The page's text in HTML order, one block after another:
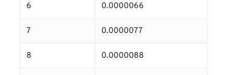
6 0.0000066
7 0.0000077
8 0.0000088